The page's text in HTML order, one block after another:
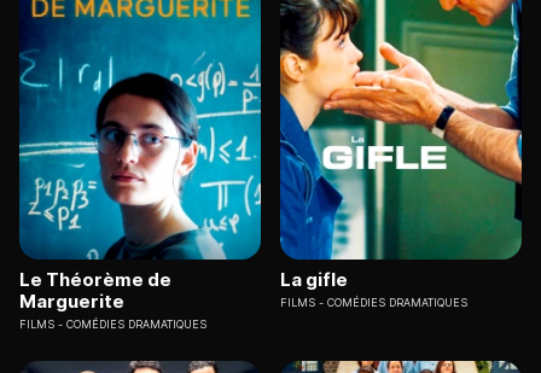
Le Théorème de
Marguerite
FILMS COMÉDIES DRAMATIQUES
La gifle
FILMS COMÉDIES DRAMATIQUES